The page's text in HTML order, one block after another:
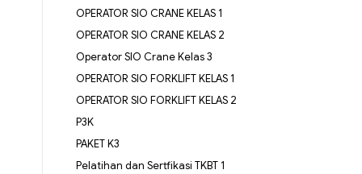
OPERATOR SIO CRANE KELAS 1
OPERATOR SIO CRANE KELAS 2
Operator SIO Crane Kelas 3
OPERATOR SIO FORKLIFT KELAS 1
OPERATOR SIO FORKLIFT KELAS 2
P3K
PAKET K3
Pelatihan dan Sertfikasi TKBT 1